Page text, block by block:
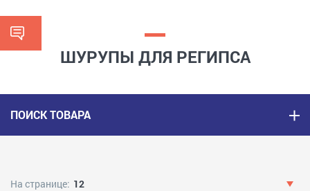
ШУРУПЫ ДЛЯ РЕГИПСА
ПОИСК ТОВАРА
На странице: 12